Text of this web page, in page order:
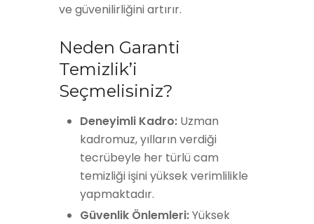
ve güvenilirliğini artırır.
Neden Garanti
Temizlik’i
Seçmelisiniz?
Deneyimli Kadro: Uzman
kadromuz, yılların verdiği
tecrübeyle her türlü cam
temizliği işini yüksek verimlilikle
yapmaktadır.
Güvenlik Önlemleri:Yüksek